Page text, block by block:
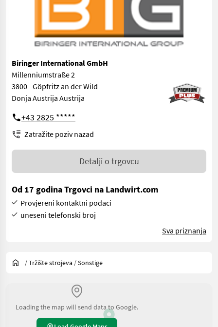
Biringer International GmbH
Millenniumstraße 2
3800 - Göpfritz an der Wild
Donja Austrija Austrija
+43 2825 *****
Zatražite poziv nazad
Detalji o trgovcu
Od 17 godina Trgovci na Landwirt.com
Provjereni kontaktni podaci
uneseni telefonski broj
Sva priznanja
/Tržište strojeva /Sonstige
Loading the map will send data to Google.